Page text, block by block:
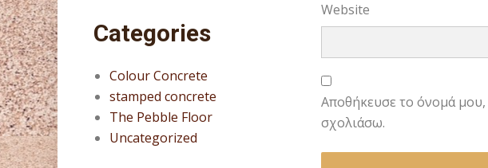
Website
Αποθήκευσε το όνομά μου,
σχολιάσω.
Categories
Colour Concrete
stamped concrete
The Pebble Floor
Uncategorized